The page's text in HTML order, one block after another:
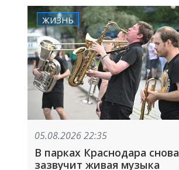
«трофеем» США: что
произошло, пока вы спали
ЖИЗНЬ
05.08.2026 22:35
В парках Краснодара снова
зазвучит живая музыка